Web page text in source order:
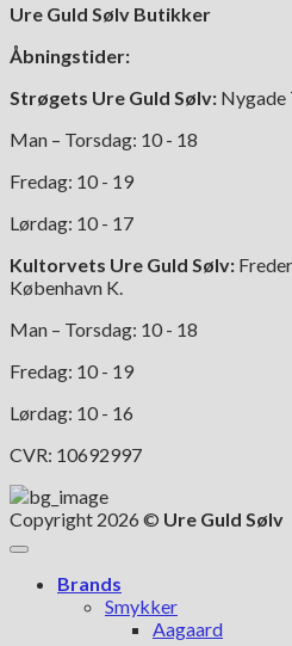
Ure Guld Sølv Butikker
Åbningstider:
Strøgets Ure Guld Sølv: Nygade
Man – Torsdag: 10 - 18
Fredag: 10 - 19
Lørdag: 10 - 17
Kultorvets Ure Guld Sølv:
København K.
Man – Torsdag: 10 - 18
Fredag: 10 - 19
Lørdag: 10 - 16
CVR: 10692997
Copyright 2026 © Ure Guld Sølv
Brands
Smykker
Aagaard